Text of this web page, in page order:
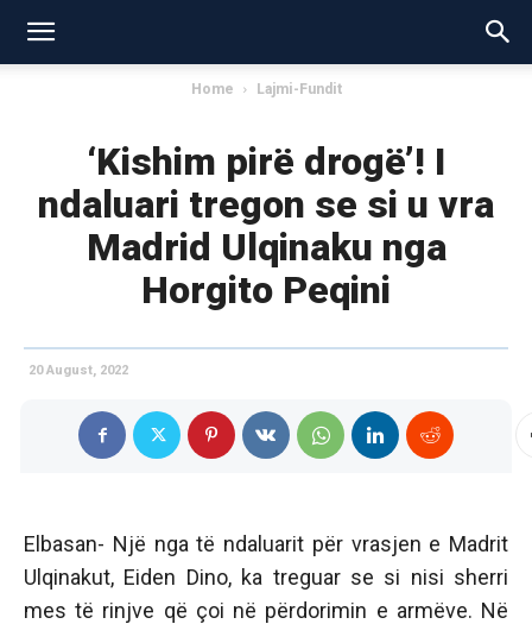
Home Lajmi-Fundit
‘Kishim pirë drogë’! I
ndaluari tregon se si u vra
Madrid Ulqinaku nga
Horgito Peqini
20 August, 2022
Elbasan- Një nga të ndaluarit për vrasjen e Madrit
Ulqinakut, Eiden Dino, ka treguar se si nisi sherri
mes të rinjve që çoi në përdorimin e armëve. Në